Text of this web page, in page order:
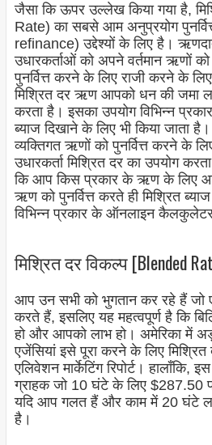
जैसा कि ऊपर उल्लेख किया गया है,
Rate) का सबसे आम अनुप्रयोग
refinance) उद्देश्यों के लिए है।
उधारकर्ताओं को अपने वर्तमान ऋणों
पुनर्वित्त करने के लिए राजी करने के
मिश्रित दर ऋण आपको धन की जमा
करता है। इसका उपयोग विभिन्न
ब्याज दिखाने के लिए भी किया जाता
व्यक्तिगत ऋणों को पुनर्वित्त करने के
उधारकर्ता मिश्रित दर का उपयोग
कि आप किस प्रकार के ऋण के लिए
ऋण को पुनर्वित्त करते ही मिश्रित
विभिन्न प्रकार के ऑनलाइन
मिश्रित दर विकल्प [Blended
आप उन सभी को भुगतान कर रहे हैं जो
करते हैं, इसलिए यह महत्वपूर्ण है कि
हो और आपको लाभ हो। अमेरिका में
एजेंसियां ​​इसे पूरा करने के लिए मिश्रित
एलिवेशन मार्केटिंग रिपोर्ट। हालाँकि,
ग्राहक जो 10 घंटे के लिए $287.50
यदि आप गलत हैं और काम में 20 घंटे
है।